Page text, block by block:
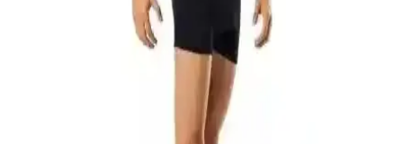
ve dayanıklılık konusunda dikkatli olunmalı.
Erkek Bej Günlük Ayakkabılar: Şıklık ve Konforu
Bej erkek günlük ayakkabılar, çok yönlü kullanımı ve şık
görünümüyle günlük yaşamda ideal tercih. Kaliteli malzeme ve
uygun tasarımla uzun ömürlü ve rahat kullanım sağlar.